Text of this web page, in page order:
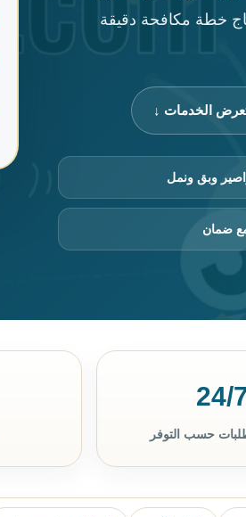
خطة مكافحة دقيقة
الخدمات ↓
وبق ونمل
ضمان
24/
حسب التوفر